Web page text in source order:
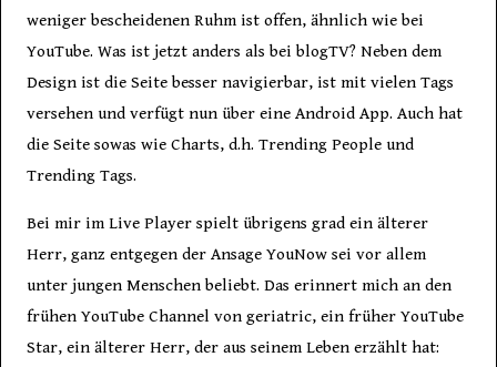
weniger bescheidenen Ruhm ist offen, ähnlich wie bei
YouTube. Was ist jetzt anders als bei blogTV? Neben dem
Design ist die Seite besser navigierbar, ist mit vielen Tags
versehen und verfügt nun über eine Android App. Auch hat
die Seite sowas wie Charts, d.h. Trending People und
Trending Tags.
Bei mir im Live Player spielt übrigens grad ein älterer
Herr, ganz entgegen der Ansage YouNow sei vor allem
unter jungen Menschen beliebt. Das erinnert mich an den
frühen YouTube Channel von geriatric, ein früher YouTube
Star, ein älterer Herr, der aus seinem Leben erzählt hat: